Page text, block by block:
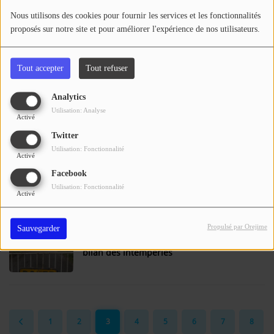
Nous utilisons des cookies pour fournir les services et les fonctionnalités
proposés sur notre site et pour améliorer l'expérience de nos utilisateurs.
Tout accepter Tout refuser
Analytics
Activé
Utilisation: Analyse
Twitter
Activé
Utilisation: Fonctionnalité
Facebook
Activé
Utilisation: Fonctionnalité
Sauvegarder Propulsé par Orejime
Tarn-et-Garonne : 5 hectares ravagés et
un octogénaire incommodé par les fumées
d'un feu de broussailles
Lot-et-Garonne : ouverture du dépôt des
demandes d'indemnisation pour les
Lot-et-Garonne : victime intoxiquée,
familles évacuées et 30 pompiers engagés
bilan des intempéries
1 2 3 4 5 6 7 8